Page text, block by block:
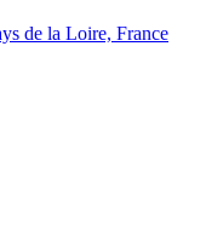
de la Loire, France